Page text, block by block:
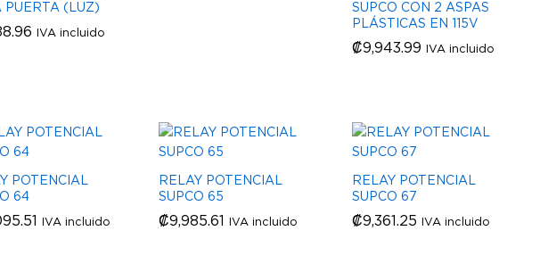
PUERTA (LUZ)
IVA incluido
SUPCO CON 2 ASPAS
PLÁSTICAS EN 115V
₡9,943.99 IVA incluido
₡9,943.99
POTENCIAL
64
IVA incluido
RELAY POTENCIAL
SUPCO 65
₡9,985.61 IVA incluido
₡9,985.61
RELAY POTENCIAL
SUPCO 67
₡9,361.25 IVA incluido
₡9,361.25